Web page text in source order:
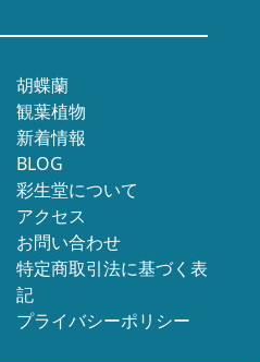
胡蝶蘭
観葉植物
新着情報
BLOG
彩生堂について
アクセス
お問い合わせ
特定商取引法に基づく表
記
プライバシーポリシー